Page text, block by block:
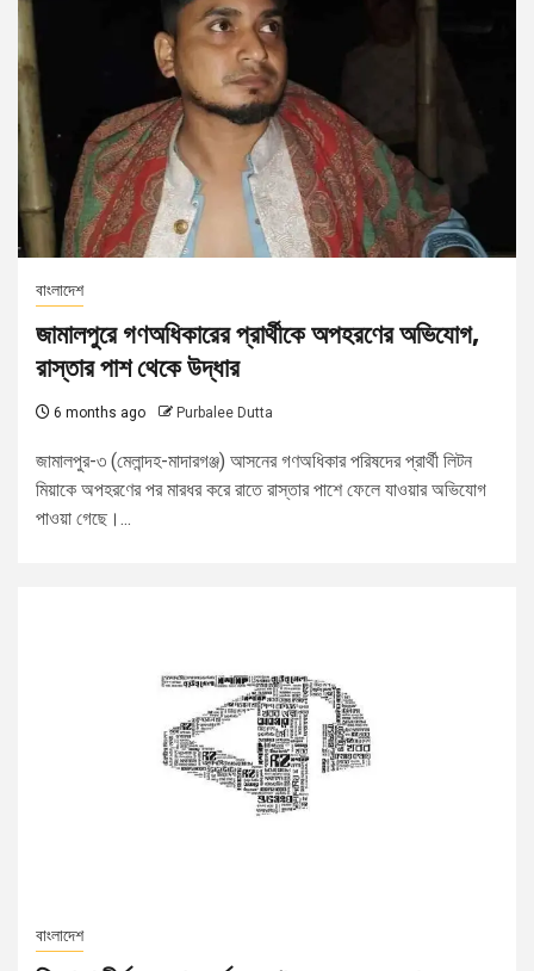
বাংলাদেশ
জামালপুরে গণঅধিকারের প্রার্থীকে অপহরণের অভিযোগ,
রাস্তার পাশ থেকে উদ্ধার
6 months ago Purbalee Dutta
জামালপুর-৩ (মেলান্দহ-মাদারগঞ্জ) আসনের গণঅধিকার পরিষদের প্রার্থী লিটন
মিয়াকে অপহরণের পর মারধর করে রাতে রাস্তার পাশে ফেলে যাওয়ার অভিযোগ
পাওয়া গেছে।...
বাংলাদেশ